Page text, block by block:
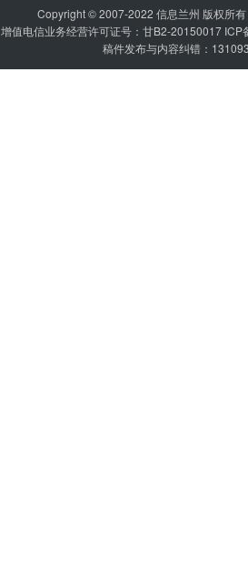
Copyright © 2007-2022 信息兰州 版权所
增值电信业务经营许可证号：甘B2-20150017 ICP
稿件发布与内容纠错：